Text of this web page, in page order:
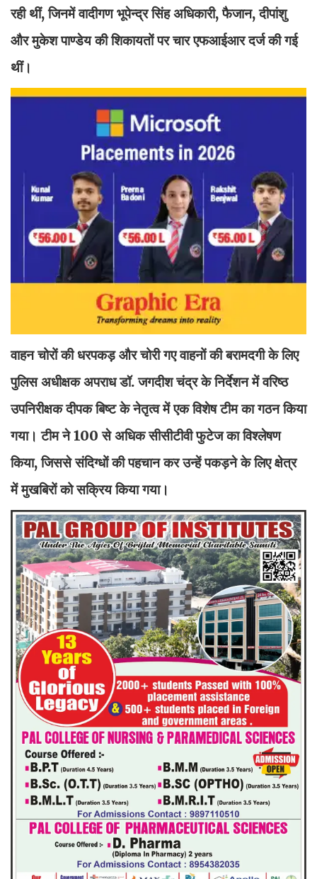
रही थीं, जिनमें वादीगण भूपेन्द्र सिंह अधिकारी, फैजान, दीपांशु
और मुकेश पाण्डेय की शिकायतों पर चार एफआईआर दर्ज की गई
थीं।
वाहन चोरों की धरपकड़ और चोरी गए वाहनों की बरामदगी के लिए
पुलिस अधीक्षक अपराध डॉ. जगदीश चंद्र के निर्देशन में वरिष्ठ
उपनिरीक्षक दीपक बिष्ट के नेतृत्व में एक विशेष टीम का गठन किया
गया। टीम ने 100 से अधिक सीसीटीवी फुटेज का विश्लेषण
किया, जिससे संदिग्धों की पहचान कर उन्हें पकड़ने के लिए क्षेत्र
में मुखबिरों को सक्रिय किया गया।